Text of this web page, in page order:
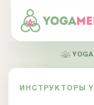
ИНСТРУКТОРЫ